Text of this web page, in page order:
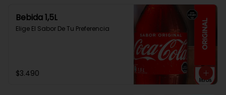
Bebida 1,5L
Elige El Sabor De Tu Preferencia
$3.490